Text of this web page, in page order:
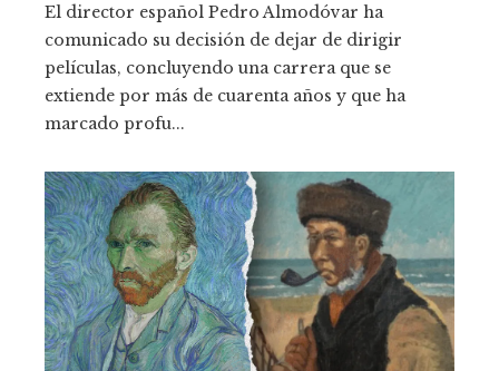
El director español Pedro Almodóvar ha
comunicado su decisión de dejar de dirigir
películas, concluyendo una carrera que se
extiende por más de cuarenta años y que ha
marcado profu...